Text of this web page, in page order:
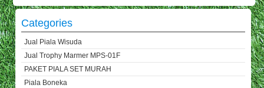
Categories
Jual Piala Wisuda
Jual Trophy Marmer MPS-01F
PAKET PIALA SET MURAH
Piala Boneka